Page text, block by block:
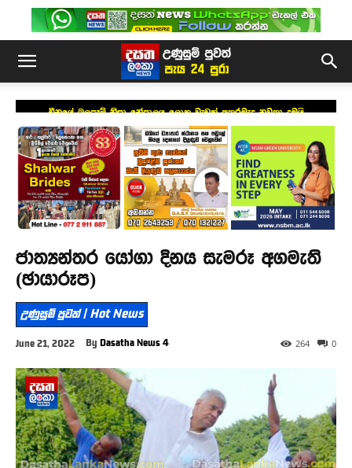
චීනයේ බලපෑම් නිසා නේපාලය ලොකු වැඩක් අතරමැද නවතා දමයි
ජාත්‍යන්තර යෝගා දිනය සැමරූ අගමැති
(ඡායාරූප)
උණුසුම් පුවත් | Hot News
June 21, 2022 By Dasatha News 4 0
264